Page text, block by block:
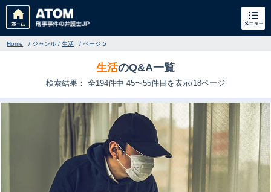
刑事事件でお困りの方
刑事事件の無料相談
Home / ジャンル /生活 /ページ 5
生活のQ&A一覧
検索結果： 全194件中 45〜55件目を表示/18ページ